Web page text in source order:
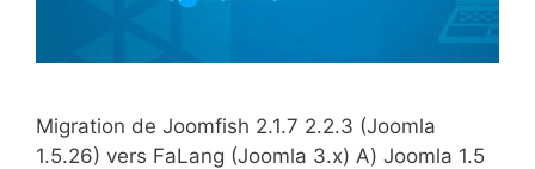
Migration de Joomfish 2.1.7 2.2.3 (Joomla
1.5.26) vers FaLang (Joomla 3.x) A) Joomla 1.5